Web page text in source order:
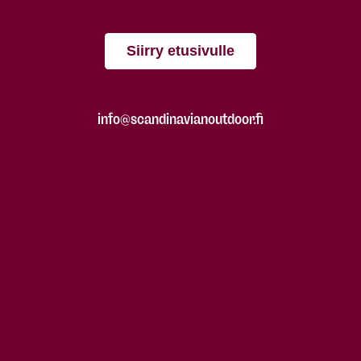
Siirry etusivulle
info@scandinavianoutdoor.fi